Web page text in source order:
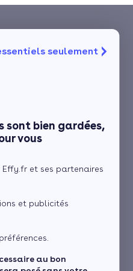
seulement
sont bien gardées,
vous
et ses partenaires
et publicités
au bon
au Morbihan (56) ?